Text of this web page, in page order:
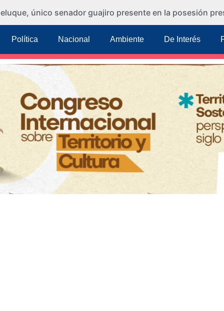
único senador guajiro presente en la posesión
Política Nacional Ambiente De Interés